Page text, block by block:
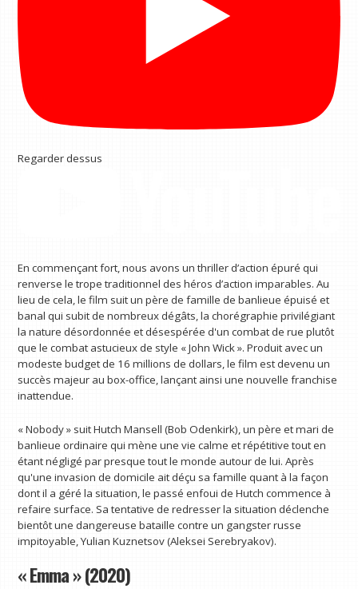
Regarder dessus
En commençant fort, nous avons un thriller d’action épuré qui
renverse le trope traditionnel des héros d’action imparables. Au
lieu de cela, le film suit un père de famille de banlieue épuisé et
banal qui subit de nombreux dégâts, la chorégraphie privilégiant
la nature désordonnée et désespérée d'un combat de rue plutôt
que le combat astucieux de style « John Wick ». Produit avec un
modeste budget de 16 millions de dollars, le film est devenu un
succès majeur au box-office, lançant ainsi une nouvelle franchise
inattendue.
« Nobody » suit Hutch Mansell (Bob Odenkirk), un père et mari de
banlieue ordinaire qui mène une vie calme et répétitive tout en
étant négligé par presque tout le monde autour de lui. Après
qu'une invasion de domicile ait déçu sa famille quant à la façon
dont il a géré la situation, le passé enfoui de Hutch commence à
refaire surface. Sa tentative de redresser la situation déclenche
bientôt une dangereuse bataille contre un gangster russe
impitoyable, Yulian Kuznetsov (Aleksei Serebryakov).
« Emma » (2020)